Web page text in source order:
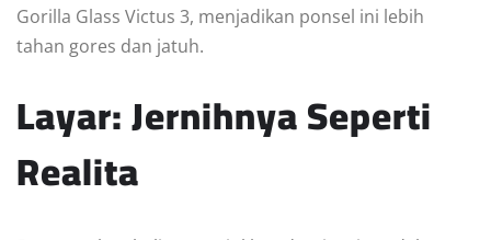
Gorilla Glass Victus 3, menjadikan ponsel ini lebih
tahan gores dan jatuh.
Layar: Jernihnya Seperti
Realita